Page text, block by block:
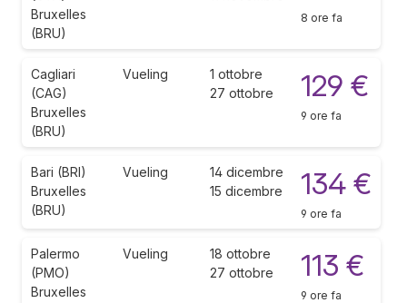
Bruxelles
(BRU)
8 ore fa
Cagliari
(CAG)
Bruxelles
(BRU)
Vueling
1 ottobre
27 ottobre
129 €
9 ore fa
Bari (BRI)
Bruxelles
(BRU)
Vueling
14 dicembre
15 dicembre
134 €
9 ore fa
Palermo
(PMO)
Bruxelles
Vueling
18 ottobre
27 ottobre
113 €
9 ore fa